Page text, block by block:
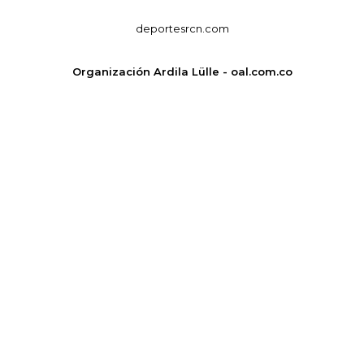
deportesrcn.com
Organización Ardila Lülle - oal.com.co